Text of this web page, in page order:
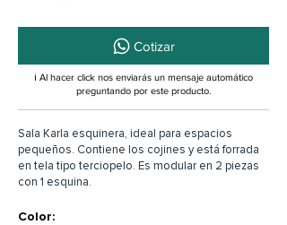
Cotizar
ℹ️ Al hacer click nos enviarás un mensaje automático
preguntando por este producto.
Sala Karla esquinera, ideal para espacios
pequeños. Contiene los cojines y está forrada
en tela tipo terciopelo. Es modular en 2 piezas
con 1 esquina.
Color: